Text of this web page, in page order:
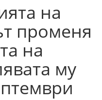
на
променя
на
му